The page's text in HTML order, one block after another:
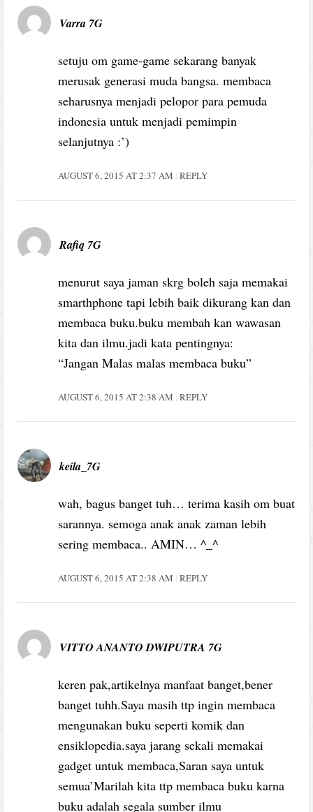
Varra 7G
setuju om game-game sekarang banyak
merusak generasi muda bangsa. membaca
seharusnya menjadi pelopor para pemuda
indonesia untuk menjadi pemimpin
selanjutnya :’)
AUGUST 6, 2015 AT 2:37 AM REPLY
Rafiq 7G
menurut saya jaman skrg boleh saja memakai
smarthphone tapi lebih baik dikurang kan dan
membaca buku.buku membah kan wawasan
kita dan ilmu.jadi kata pentingnya:
“Jangan Malas malas membaca buku”
AUGUST 6, 2015 AT 2:38 AM REPLY
keila_7G
wah, bagus banget tuh… terima kasih om buat
sarannya. semoga anak anak zaman lebih
sering membaca.. AMIN… ^_^
AUGUST 6, 2015 AT 2:38 AM REPLY
VITTO ANANTO DWIPUTRA 7G
keren pak,artikelnya manfaat banget,bener
banget tuhh.Saya masih ttp ingin membaca
mengunakan buku seperti komik dan
ensiklopedia.saya jarang sekali memakai
gadget untuk membaca,Saran saya untuk
semua’Marilah kita ttp membaca buku karna
buku adalah segala sumber ilmu